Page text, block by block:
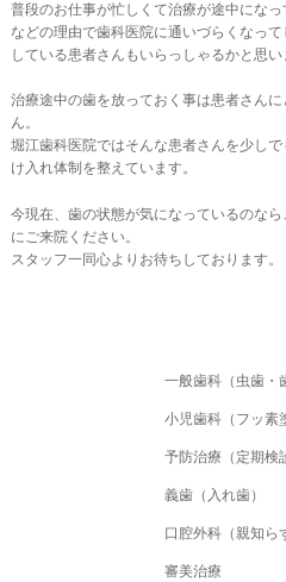
普段のお仕事が忙しくて治療が途中になっ
などの理由で歯科医院に通いづらくなっ
している患者さんもいらっしゃるかと思い
治療途中の歯を放っておく事は患者さん
ん。
堀江歯科医院ではそんな患者さんを少し
け入れ体制を整えています。
今現在、歯の状態が気になっているのな
にご来院ください。
スタッフ一同心よりお待ちしております。
一般歯科（虫歯・
小児歯科（フッ素
予防治療（定期検
義歯（入れ歯）
口腔外科（親知ら
審美治療